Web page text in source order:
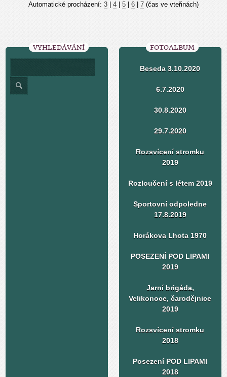
Automatické procházení: 3 4 5 6 7 (čas ve vteřinách)
VYHLEDÁVÁNÍ FOTOALBUM
Beseda 3.10.2020
6.7.2020
30.8.2020
29.7.2020
Rozsvícení stromku
2019
Rozloučení s létem 2019
Sportovní odpoledne
17.8.2019
Horákova Lhota 1970
POSEZENÍ POD LIPAMI
2019
Jarní brigáda,
Velikonoce, čarodějnice
2019
Rozsvícení stromku
2018
Posezení POD LIPAMI
2018